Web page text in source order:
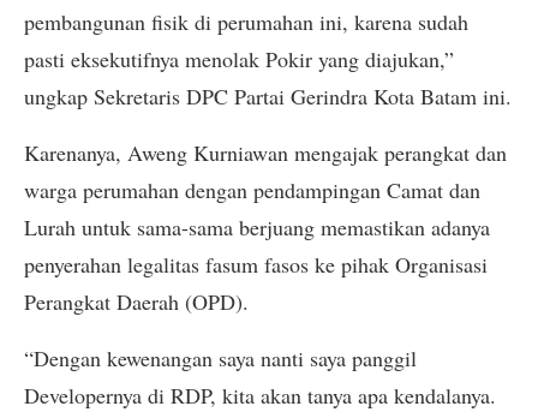
pembangunan fisik di perumahan ini, karena sudah
pasti eksekutifnya menolak Pokir yang diajukan,”
ungkap Sekretaris DPC Partai Gerindra Kota Batam ini.
Karenanya, Aweng Kurniawan mengajak perangkat dan
warga perumahan dengan pendampingan Camat dan
Lurah untuk sama-sama berjuang memastikan adanya
penyerahan legalitas fasum fasos ke pihak Organisasi
Perangkat Daerah (OPD).
“Dengan kewenangan saya nanti saya panggil
Developernya di RDP, kita akan tanya apa kendalanya.